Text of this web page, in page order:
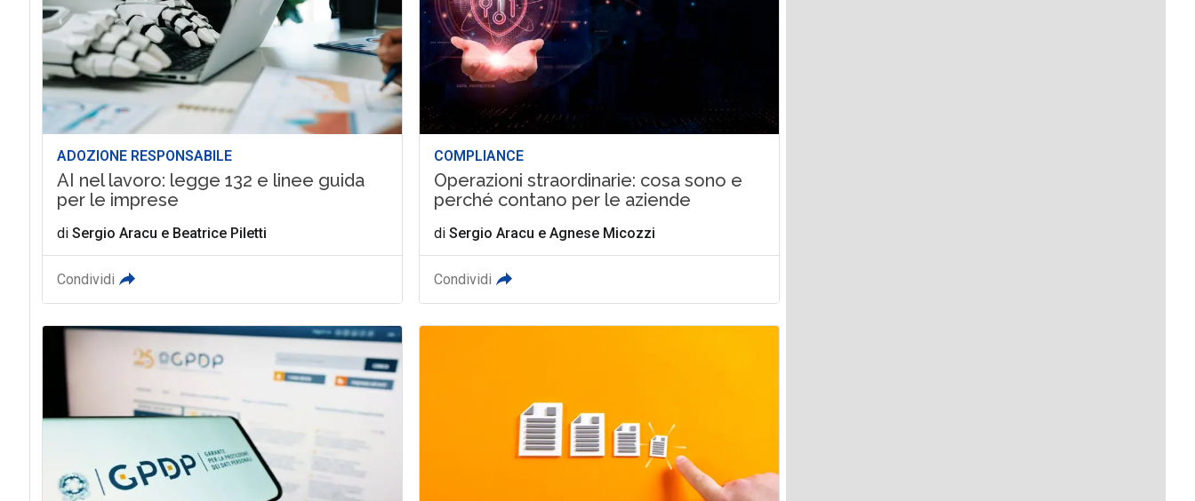
ADOZIONE RESPONSABILE
AI nel lavoro: legge 132 e linee guida
per le imprese
di Sergio Aracu e Beatrice Piletti
Condividi
COMPLIANCE
Operazioni straordinarie: cosa sono e
perché contano per le aziende
diSergio Aracu eAgnese Micozzi
Condividi